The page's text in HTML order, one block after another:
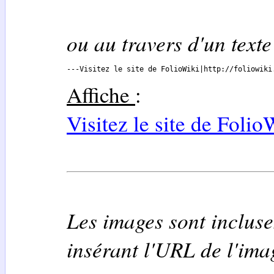
ou au travers d'un
---Visitez le site de FolioWiki|http://
Affiche :
Visitez le site de
Les images sont
insérant l'URL de